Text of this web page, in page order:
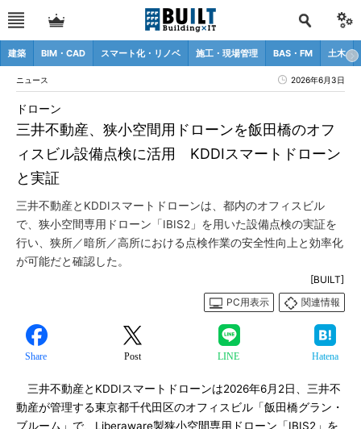
建築 BIM・CAD スマート化・リノベ 施工・現場管理 BAS・FM 土木
ニュース 2026年6月3日
三井不動産、狭小空間用ドローンを飯田橋のオフ
ィスビル設備点検に活用 KDDIスマートドローン
と実証
ドローン
三井不動産とKDDIスマートドローンは、都内のオフィスビル
で、狭小空間専用ドローン「IBIS2」を用いた設備点検の実証を
行い、狭所／暗所／高所における点検作業の安全性向上と効率化
が可能だと確認した。
[BUILT]
PC用表示
関連情報
Share Post LINE Hatena
三井不動産とKDDIスマートドローンは2026年6月2日、三井不
動産が管理する東京都千代田区のオフィスビル「飯田橋グラン・
ブルーム」で、Liberaware製狭小空間専用ドローン「IBIS2」を